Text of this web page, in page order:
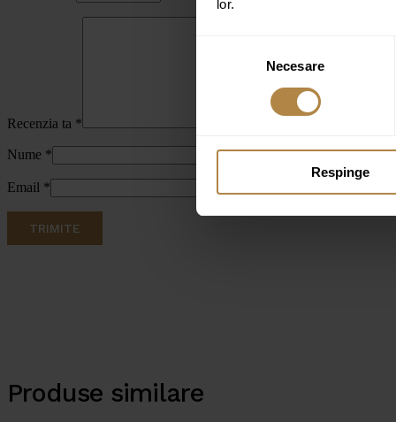
lor.
consimțământului
Necesare
Respinge
Recenzia ta *
Nume *
Email *
Produse similare